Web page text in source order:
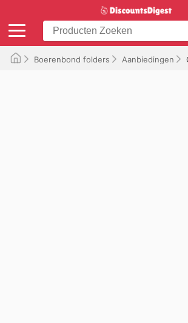
Boerenbond folders Aanbiedingen